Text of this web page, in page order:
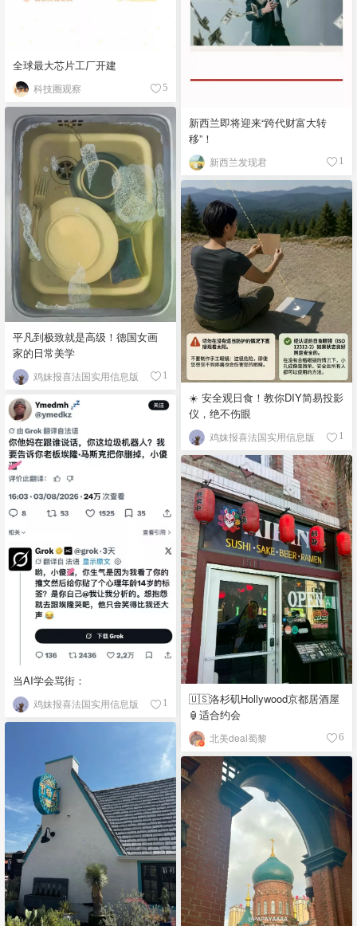
全球最大芯片工厂开建
科技圈观察 5
新西兰即将迎来“跨代财富大转
移”！
新西兰发现君 1
平凡到极致就是高级！德国女画
家的日常美学
鸡妹报喜法国实用信息版 1
☀️ 安全观日食！教你DIY简易投影
仪，绝不伤眼
鸡妹报喜法国实用信息版 1
当AI学会骂街：
鸡妹报喜法国实用信息版 1
🇺🇸洛杉矶Hollywood京都居酒屋
🏮适合约会
北美deal蜀黎 6